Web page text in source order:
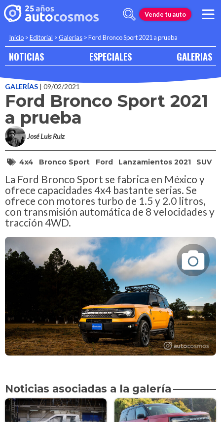
Vende tu auto
Inicio >Editorial >Galerias >Ford Bronco Sport 2021 a prueba
NOTICIAS ESPECIALES GALERIAS
GALERÍAS | 09/02/2021
Ford Bronco Sport 2021
a prueba
José Luis Ruiz
4x4 Bronco Sport Ford Lanzamientos 2021 SUV
La Ford Bronco Sport se fabrica en México y
ofrece capacidades 4x4 bastante serias. Se
ofrece con motores turbo de 1.5 y 2.0 litros,
con transmisión automática de 8 velocidades y
tracción 4WD.
Noticias asociadas a la galería